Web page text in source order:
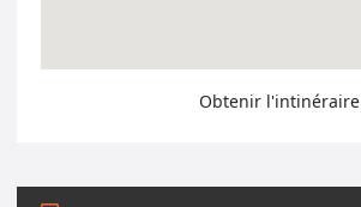
Obtenir l'intinéraire